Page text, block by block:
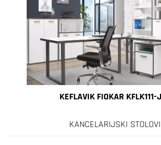
KEFLAVIK FIOKAR KFLK111-
KANCELARIJSKI STOLOVI